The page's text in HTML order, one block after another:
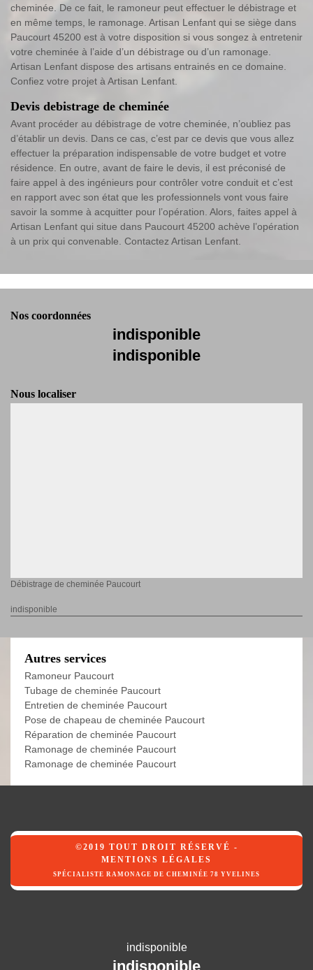
cheminée. De ce fait, le ramoneur peut effectuer le débistrage et
en même temps, le ramonage. Artisan Lenfant qui se siège dans
Paucourt 45200 est à votre disposition si vous songez à entretenir
votre cheminée à l’aide d’un débistrage ou d’un ramonage.
Artisan Lenfant dispose des artisans entrainés en ce domaine.
Confiez votre projet à Artisan Lenfant.
Devis debistrage de cheminée
Avant procéder au débistrage de votre cheminée, n’oubliez pas
d’établir un devis. Dans ce cas, c’est par ce devis que vous allez
effectuer la préparation indispensable de votre budget et votre
résidence. En outre, avant de faire le devis, il est préconisé de
faire appel à des ingénieurs pour contrôler votre conduit et c’est
en rapport avec son état que les professionnels vont vous faire
savoir la somme à acquitter pour l’opération. Alors, faites appel à
Artisan Lenfant qui situe dans Paucourt 45200 achève l’opération
à un prix qui convenable. Contactez Artisan Lenfant.
Nos coordonnées
indisponible
indisponible
Nous localiser
Débistrage de cheminée Paucourt
indisponible
Autres services
Ramoneur Paucourt
Tubage de cheminée Paucourt
Entretien de cheminée Paucourt
Pose de chapeau de cheminée Paucourt
Réparation de cheminée Paucourt
Ramonage de cheminée Paucourt
Ramonage de cheminée Paucourt
©2019 TOUT DROIT RÉSERVÉ -
MENTIONS LÉGALES
SPÉCIALISTE RAMONAGE DE CHEMINÉE 78 YVELINES
indisponible
indisponible